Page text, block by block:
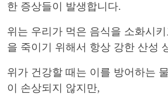
한 증상들이 발생합니다.
위는 우리가 먹은 음식을 소화시키
을 죽이기 위해서 항상 강한 산성
위가 건강할 때는 이를 방어하는
이 손상되지 않지만,